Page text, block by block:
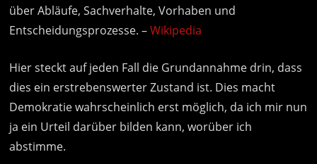
über Abläufe, Sachverhalte, Vorhaben und
Entscheidungsprozesse. –Wikipedia
Hier steckt auf jeden Fall die Grundannahme drin, dass
dies ein erstrebenswerter Zustand ist. Dies macht
Demokratie wahrscheinlich erst möglich, da ich mir nun
ja ein Urteil darüber bilden kann, worüber ich
abstimme.